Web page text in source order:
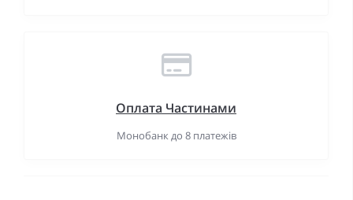
Оплата Частинами
Монобанк до 8 платежів